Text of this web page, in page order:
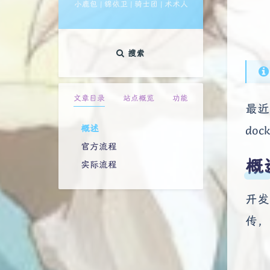
小鹿包 | 锦依卫 | 骑士团 | 术术人
搜索
文章目录 站点概览 功能
概述
官方流程
实际流程
最
概
开
传